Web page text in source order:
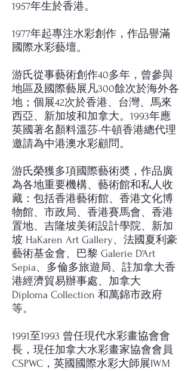
1957年生於香港。
1977年起專注水彩創作，作品譽滿
國際水彩藝壇。
游氏從事藝術創作40多年，曾參與
地區及國際藝展凡300餘次於海外各
地；個展42次於香港、台灣、馬來
西亞、新加坡和加拿大。1993年應
英國著名顏料溫莎‧牛頓香港總代理
邀請為中港澳水彩顧問。
游氏榮獲多項國際藝術奬，作品廣
為各地重要機構、藝術館和私人收
藏：包括香港藝術館、香港文化博
物館、市政局、香港賽馬會、香港
置地、吉隆坡美術設計學院、新加
坡 HaKaren Art Gallery、法國夏利豪
藝術基金會、巴黎 Galerie D'Art
Sepia、多倫多旅遊局、註加拿大香
港經濟貿易辦事處、加拿大
Diploma Collection 和萬錦市政府
等。
1991至1993 曾任現代水彩畫協會會
長，現任加拿大水彩畫家協會會員
CSPWC，英國國際水彩大師展IWM